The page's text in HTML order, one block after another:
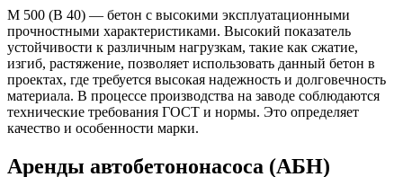
М 500 (В 40) — бетон с высокими эксплуатационными
прочностными характеристиками. Высокий показатель
устойчивости к различным нагрузкам, такие как сжатие,
изгиб, растяжение, позволяет использовать данный бетон в
проектах, где требуется высокая надежность и долговечность
материала. В процессе производства на заводе соблюдаются
технические требования ГОСТ и нормы. Это определяет
качество и особенности марки.
Аренды автобетононасоса (АБН)